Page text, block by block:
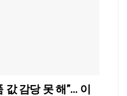
값 감당 못 해”… 이